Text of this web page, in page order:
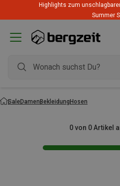
Highlights zum
Summer
SaleDamenBekleidungHosen
0 von 0 Artikel